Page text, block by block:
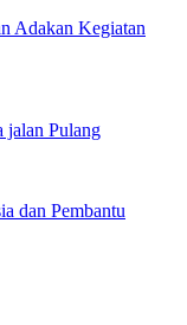
Adakan Kegiatan
jalan Pulang
dan Pembantu